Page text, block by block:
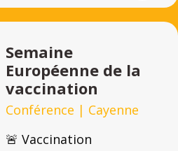
Semaine
Européenne de la
vaccination
Conférence | Cayenne
🚨 Vaccination